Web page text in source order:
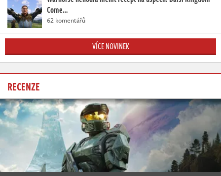
Come…
62 komentářů
VÍCE NOVINEK
RECENZE